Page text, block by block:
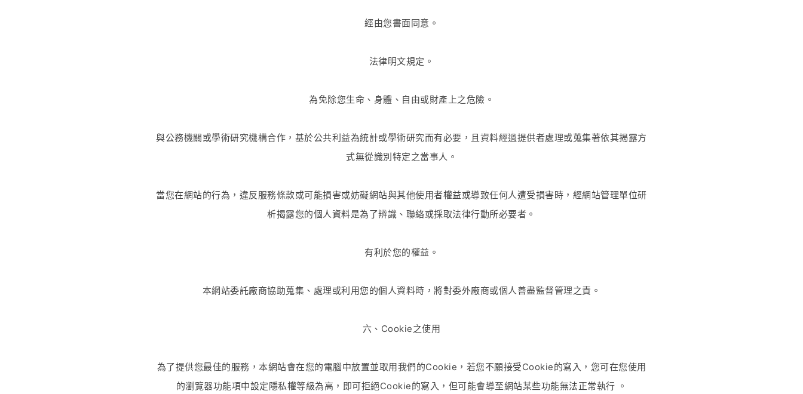
經由您書面同意。
法律明文規定。
為免除您生命、身體、自由或財產上之危險。
與公務機關或學術研究機構合作，基於公共利益為統計或學術研究而有必要，且資料經過提供者處理或蒐集著依其揭露方
式無從識別特定之當事人。
當您在網站的行為，違反服務條款或可能損害或妨礙網站與其他使用者權益或導致任何人遭受損害時，經網站管理單位研
析揭露您的個人資料是為了辨識、聯絡或採取法律行動所必要者。
有利於您的權益。
本網站委託廠商協助蒐集、處理或利用您的個人資料時，將對委外廠商或個人善盡監督管理之責。
六、Cookie之使用
為了提供您最佳的服務，本網站會在您的電腦中放置並取用我們的Cookie，若您不願接受Cookie的寫入，您可在您使用
的瀏覽器功能項中設定隱私權等級為高，即可拒絕Cookie的寫入，但可能會導至網站某些功能無法正常執行 。